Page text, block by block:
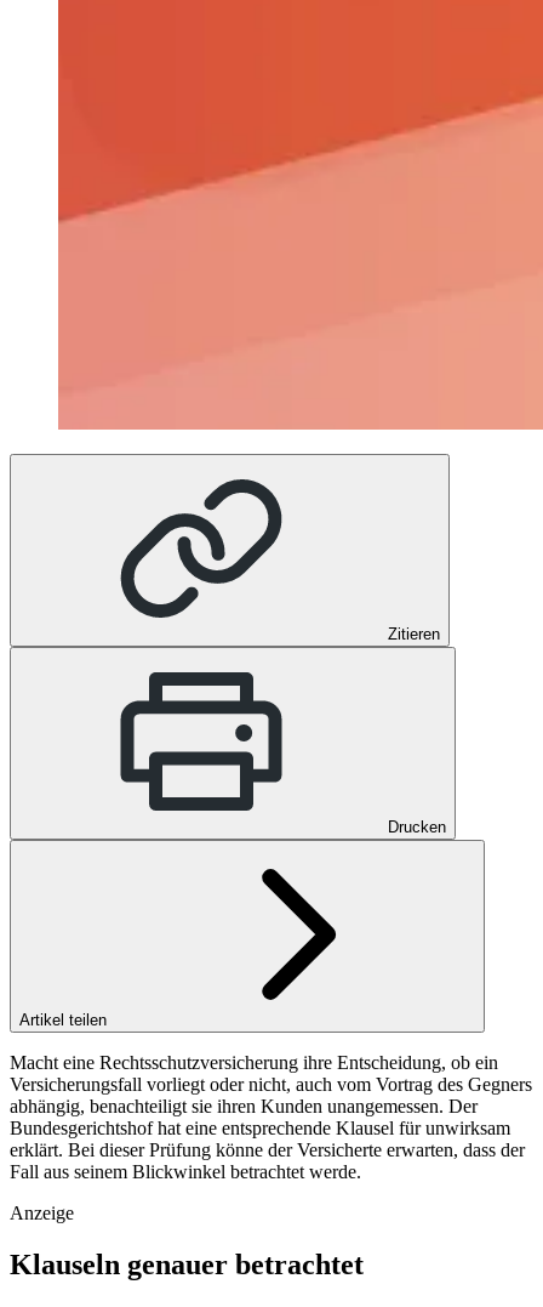
Zitieren
Drucken
Artikel teilen
Macht eine Rechtsschutzversicherung ihre Entscheidung, ob ein
Versicherungsfall vorliegt oder nicht, auch vom Vortrag des Gegners
abhängig, benachteiligt sie ihren Kunden unangemessen. Der
Bundesgerichtshof hat eine entsprechende Klausel für unwirksam
erklärt. Bei dieser Prüfung könne der Versicherte erwarten, dass der
Fall aus seinem Blickwinkel betrachtet werde.
Anzeige
Klauseln genauer betrachtet